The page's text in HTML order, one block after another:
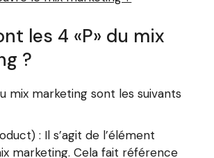
les 4 «P» du mix
?
mix marketing sont les suivants
: Il s’agit de l’élément
marketing. Cela fait référence